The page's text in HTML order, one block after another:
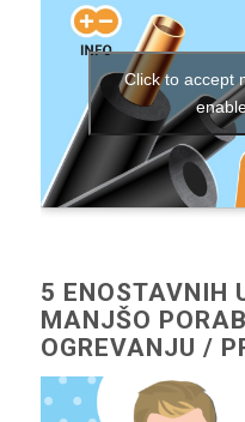
Click to accept
5 ENOSTAVNIH
MANJŠO
OGREVANJU /